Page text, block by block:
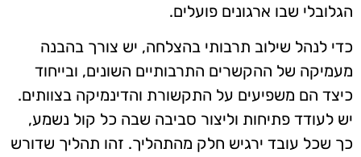
הגלובלי שבו ארגונים פועלים.
כדי לנהל שילוב תרבותי בהצלחה, יש צורך בהבנה
מעמיקה של ההקשרים התרבותיים השונים, ובייחוד
כיצד הם משפיעים על התקשורת והדינמיקה בצוותים.
יש לעודד פתיחות וליצור סביבה שבה כל קול נשמע,
כך שכל עובד ירגיש חלק מהתהליך. זהו תהליך שדורש